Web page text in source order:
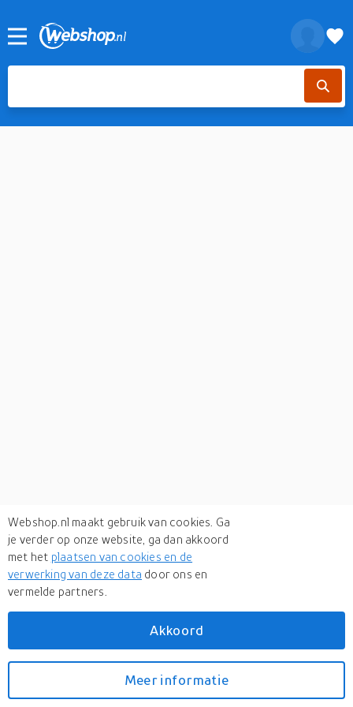
gerelateerde categorieën
Mode accessoires
Webshop.nl maakt gebruik van cookies. Ga
je verder op onze website, ga dan akkoord
met het plaatsen van cookies en de
verwerking van deze data door ons en
vermelde partners.
Akkoord
Meer informatie